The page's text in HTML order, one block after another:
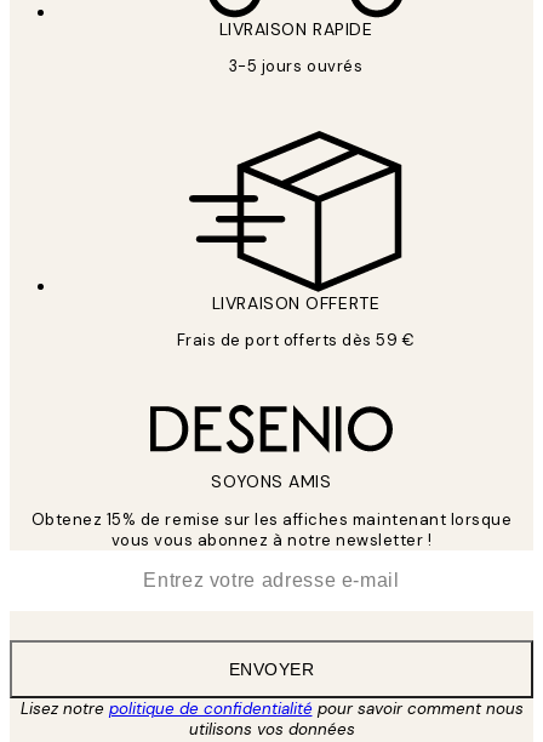
LIVRAISON RAPIDE
3-5 jours ouvrés
LIVRAISON OFFERTE
Frais de port offerts dès 59 €
SOYONS AMIS
Obtenez 15% de remise sur les affiches maintenant lorsque
vous vous abonnez à notre newsletter !
ENVOYER
Lisez notre politique de confidentialitépour savoir comment nous
utilisons vos données